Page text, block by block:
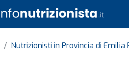
Nutrizionisti in Provincia di